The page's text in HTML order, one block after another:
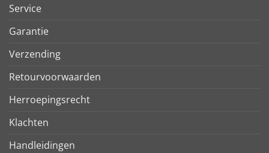
Service
Garantie
Verzending
Retourvoorwaarden
Herroepingsrecht
Klachten
Handleidingen